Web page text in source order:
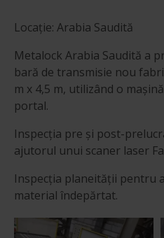
Locație: Arabia Saudită
Metalock Arabia Saudită a
bară de transmisie nou
m x 4,5 m, utilizând o
portal.
Inspecția pre și post-
ajutorul unui scaner laser
Inspecția planeității pentru
material îndepărtat.